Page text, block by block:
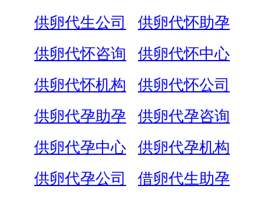
供卵代生公司
供卵代怀助孕
供卵代怀咨询
供卵代怀中心
供卵代怀机构
供卵代怀公司
供卵代孕助孕
供卵代孕咨询
供卵代孕中心
供卵代孕机构
供卵代孕公司
借卵代生助孕